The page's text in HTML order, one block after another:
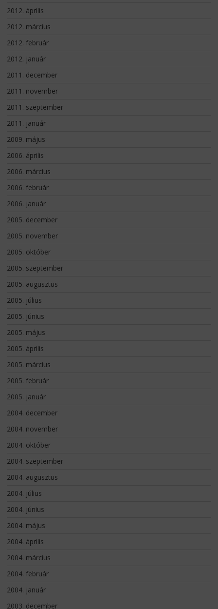
2012. április
2012. március
2012. február
2012. január
2011. december
2011. november
2011. szeptember
2011. január
2009. május
2006. április
2006. március
2006. február
2006. január
2005. december
2005. november
2005. október
2005. szeptember
2005. augusztus
2005. július
2005. június
2005. május
2005. április
2005. március
2005. február
2005. január
2004. december
2004. november
2004. október
2004. szeptember
2004. augusztus
2004. július
2004. június
2004. május
2004. április
2004. március
2004. február
2004. január
2003. december